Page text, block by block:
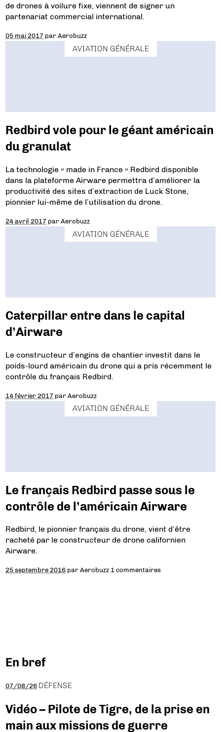
de drones à voilure fixe, viennent de signer un
partenariat commercial international.
05 mai 2017 parAerobuzz
AVIATION GÉNÉRALE
Redbird vole pour le géant américain
du granulat
La technologie « made in France » Redbird disponible
dans la plateforme Airware permettra d’améliorer la
productivité des sites d’extraction de Luck Stone,
pionnier lui-même de l’utilisation du drone.
24 avril 2017 parAerobuzz
AVIATION GÉNÉRALE
Caterpillar entre dans le capital
d’Airware
Le constructeur d’engins de chantier investit dans le
poids-lourd américain du drone qui a pris récemment le
contrôle du français Redbird.
14 février 2017 parAerobuzz
AVIATION GÉNÉRALE
Le français Redbird passe sous le
contrôle de l’américain Airware
Redbird, le pionnier français du drone, vient d’être
racheté par le constructeur de drone californien
Airware.
25 septembre 2016 parAerobuzz 1 commentaires
En bref
07/08/26 DÉFENSE
Vidéo – Pilote de Tigre, de la prise en
main aux missions de guerre